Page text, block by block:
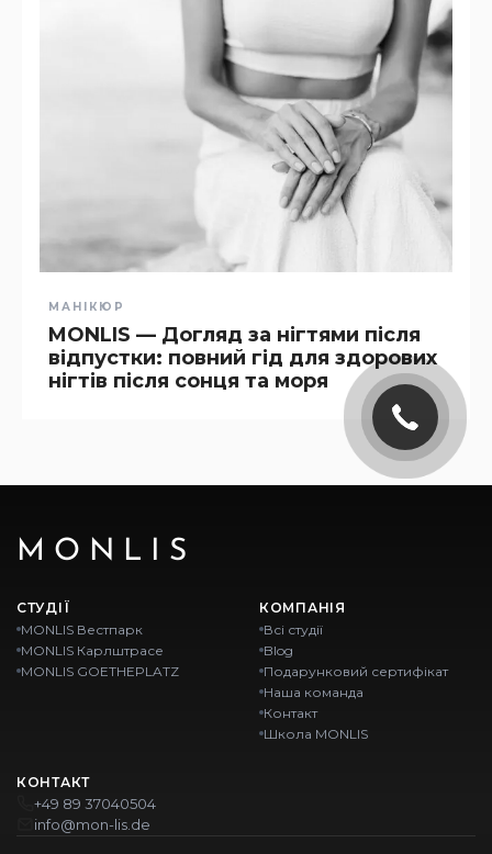
МАНІКЮР
MONLIS — Догляд за нігтями після
відпустки: повний гід для здорових
нігтів після сонця та моря
MONLIS
СТУДІЇ
MONLIS Вестпарк
MONLIS Карлштрасе
MONLIS GOETHEPLATZ
КОМПАНІЯ
Всі студії
Blog
Подарунковий сертифікат
Наша команда
Контакт
Школа MONLIS
КОНТАКТ
+49 89 37040504
info@mon-lis.de